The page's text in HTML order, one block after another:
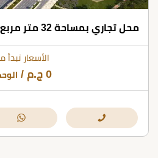
الأسعار تبدأ
0 ج.م /